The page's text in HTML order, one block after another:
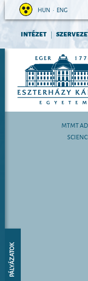
HUN • ENG
INTÉZET |
MTMT